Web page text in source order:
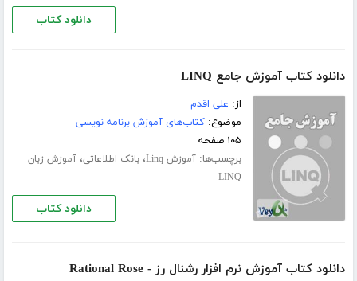
دانلود کتاب
دانلود کتاب آموزش جامع LINQ
از: علی اقدم
موضوع:کتاب‌های آموزش برنامه نویسی
۱۰۵ صفحه
برچسب‌ها:آموزش Linq ،بانک اطلاعاتی،آموزش زبان
LINQ
دانلود کتاب
دانلود کتاب آموزش نرم افزار رشنال رز - Rational Rose